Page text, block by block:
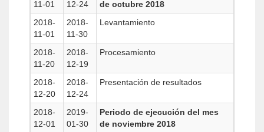
11-01
12-24
de octubre 2018
2018-
11-01
2018-
11-30
Levantamiento
2018-
11-20
2018-
12-19
Procesamiento
2018-
12-20
2018-
12-24
Presentación de resultados
2018-
12-01
2019-
01-30
Periodo de ejecución del mes
de noviembre 2018